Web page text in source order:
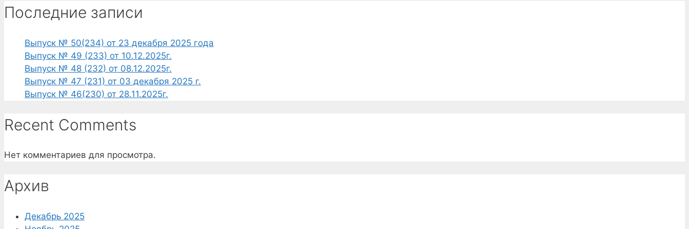
Последние записи
Выпуск № 50(234) от 23 декабря 2025 года
Выпуск № 49 (233) от 10.12.2025г.
Выпуск № 48 (232) от 08.12.2025г.
Выпуск № 47 (231) от 03 декабря 2025 г.
Выпуск № 46(230) от 28.11.2025г.
Recent Comments
Нет комментариев для просмотра.
Архив
Декабрь 2025